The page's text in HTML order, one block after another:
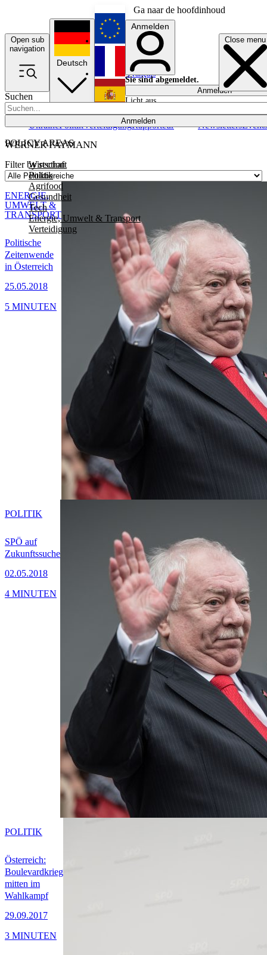
Ga naar de hoofdinhoud
Open sub
navigation
Close menu
Suchen
Anmelden
POLICY AREAS
Wirtschaft
Politik
Agrifood
Gesundheit
Tech
Energie, Umwelt & Transport
Verteidigung
UkrainePolitikVerteidigungRapporteur NewslettersEvents
Deutsch
English
Français
Anmelden
Sie sind abgemeldet.
Anmelden
Licht aus
WERNER FAYMANN
Filter by section
Politische
Zeitenwende
in Österreich
25.05.2018
ENERGIE,
UMWELT &
TRANSPORT
5 MINUTEN
SPÖ auf
Zukunftssuche
02.05.2018
POLITIK
4 MINUTEN
Österreich:
Boulevardkrieg
mitten im
Wahlkampf
29.09.2017
POLITIK
3 MINUTEN